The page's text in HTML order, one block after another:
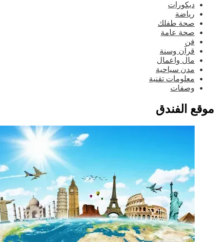
ديكورات
رياضة
صحة طفلك
صحة عامة
فن
قرآن وسنة
مال واعمال
مدن سياحية
معلومات تقنية
وصفات
الفندق